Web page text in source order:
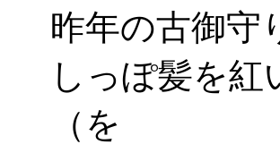
昨年の古御守
しっぽ髪を
（を